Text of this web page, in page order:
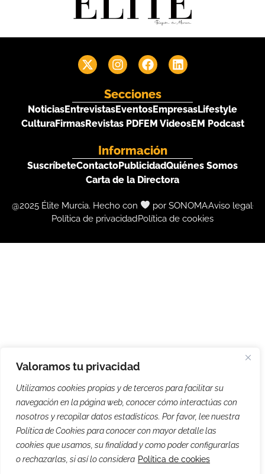
Valoramos tu privacidad
Utilizamos cookies propias y de terceros para facilitar su
navegación en la página web, conocer cómo interactúas con
nosotros y recopilar datos estadísticos. Por favor, lee nuestra
Política de Cookies para conocer con mayor detalle las
cookies que usamos, su finalidad y como poder configurarlas
o rechazarlas, si así lo considera Política de cookies
Secciones
NoticiasEntrevistasEventosEmpresasLifestyle
CulturaFirmasRevistas PDFEM VideosEM Podcast
Información
SuscríbeteContactoPublicidadQuiénes Somos
Carta de la Directora
@2025 Élite Murcia. Hecho con por SONOMAAviso legal
Política de privacidadPolítica de cookies